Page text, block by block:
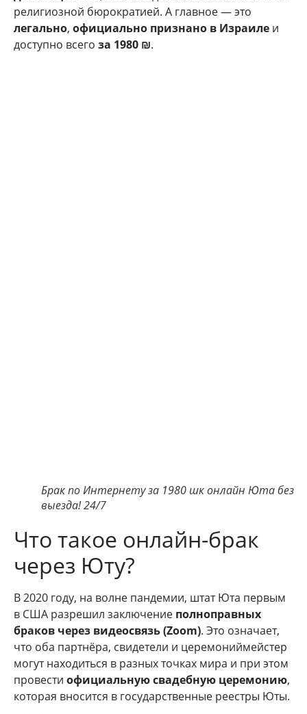
религиозной бюрократией. А главное — это
легально, официально признано в Израиле и
доступно всего за 1980 ₪.
Брак по Интернету за 1980 шк онлайн Юта без
выезда! 24/7
Что такое онлайн-брак
через Юту?
В 2020 году, на волне пандемии, штат Юта первым
в США разрешил заключение полноправных
браков через видеосвязь (Zoom). Это означает,
что оба партнёра, свидетели и церемониймейстер
могут находиться в разных точках мира и при этом
провести официальную свадебную церемонию,
которая вносится в государственные реестры Юты.